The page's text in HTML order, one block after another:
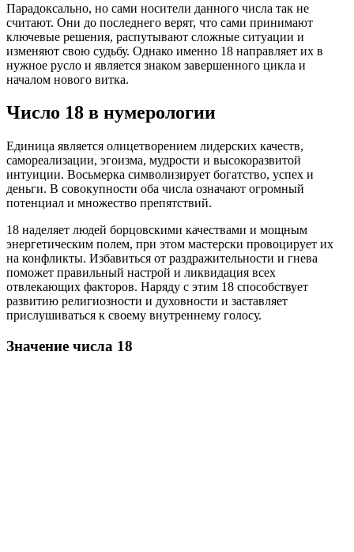
Парадоксально, но сами носители данного числа так не
считают. Они до последнего верят, что сами принимают
ключевые решения, распутывают сложные ситуации и
изменяют свою судьбу. Однако именно 18 направляет их в
нужное русло и является знаком завершенного цикла и
началом нового витка.
Число 18 в нумерологии
Единица является олицетворением лидерских качеств,
самореализации, эгоизма, мудрости и высокоразвитой
интуиции. Восьмерка символизирует богатство, успех и
деньги. В совокупности оба числа означают огромный
потенциал и множество препятствий.
18 наделяет людей борцовскими качествами и мощным
энергетическим полем, при этом мастерски провоцирует их
на конфликты. Избавиться от раздражительности и гнева
поможет правильный настрой и ликвидация всех
отвлекающих факторов. Наряду с этим 18 способствует
развитию религиозности и духовности и заставляет
прислушиваться к своему внутреннему голосу.
Значение числа 18